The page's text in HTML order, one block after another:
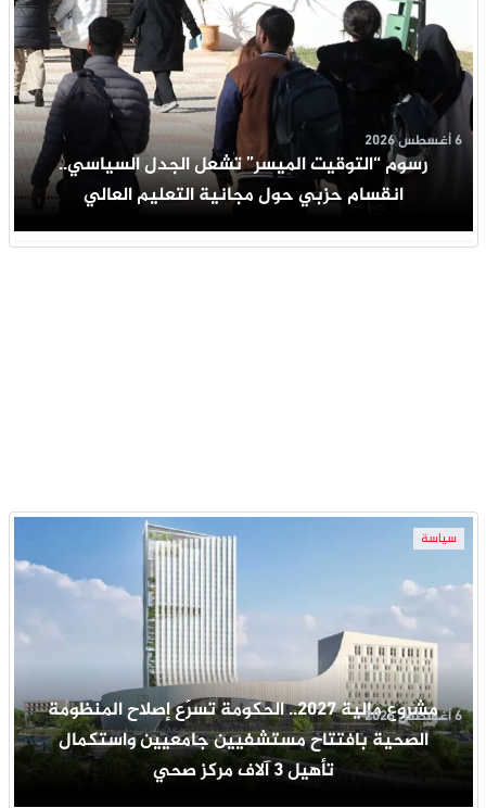
رسوم “التوقيت الميسر” تشعل الجدل السياسي..
انقسام حزبي حول مجانية التعليم العالي
6 أغسطس 2026
سياسة
مشروع مالية 2027.. الحكومة تسرّع إصلاح المنظومة
الصحية بافتتاح مستشفيين جامعيين واستكمال
تأهيل 3 آلاف مركز صحي
6 أغسطس 2026